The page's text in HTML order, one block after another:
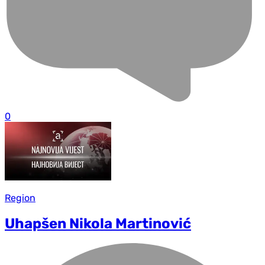
0
Region
Uhapšen Nikola Martinović